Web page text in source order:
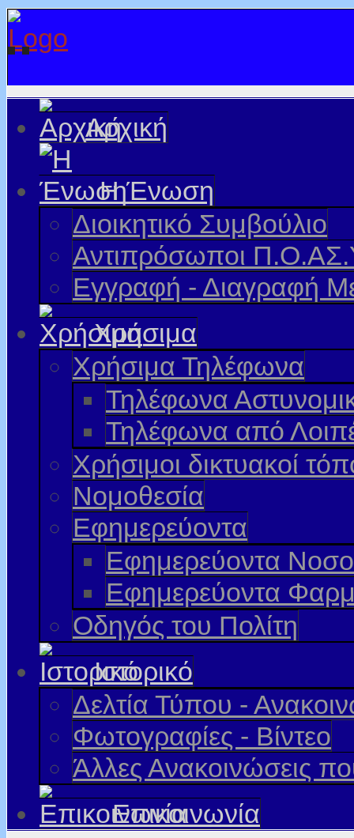
Αρχική
Η Ένωση
Διοικητικό Συμβούλιο
Αντιπρόσωποι
Εγγραφή - Διαγραφή
Χρήσιμα
Χρήσιμα Τηλέφωνα
Τηλέφωνα
Τηλέφωνα από
Χρήσιμοι δικτυακοί
Νομοθεσία
Εφημερεύοντα
Εφημερεύοντα
Εφημερεύοντα
Οδηγός του Πολίτη
Ιστορικό
Δελτία Τύπου -
Φωτογραφίες - Βίντεο
Άλλες Ανακοινώσεις
Επικοινωνία